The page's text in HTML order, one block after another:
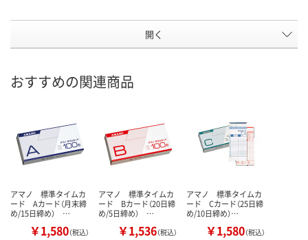
開く
おすすめの関連商品
アマノ 標準タイムカ
ード Aカード（月末締
め/15日締め） …
￥1,580（税込）
アマノ 標準タイムカ
ード Bカード（20日締
め/5日締め） …
￥1,536（税込）
アマノ 標準タイムカ
ード Cカード（25日締
め/10日締め）…
￥1,580（税込）